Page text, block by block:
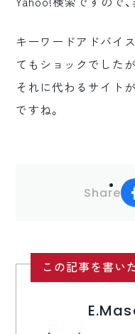
キーワードアドバイ
てもショックでしたが
それに代わるサイト
ですね。
Share
この記事を書い